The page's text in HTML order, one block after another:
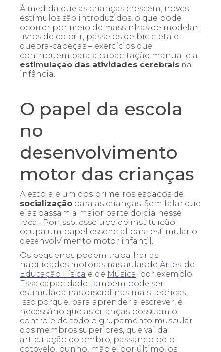
À medida que as crianças crescem, novos
estímulos são introduzidos, o que pode
ocorrer por meio de massinhas de modelar,
livros de colorir, passeios de bicicleta e
quebra-cabeças – exercícios que
contribuem para a capacitação manual e a
estimulação das atividades cerebrais na
infância.
O papel da escola
no
desenvolvimento
motor das crianças
A escola é um dos primeiros espaços de
socialização para as crianças. Sem falar que
elas passam a maior parte do dia nesse
local. Por isso, esse tipo de instituição
ocupa um papel essencial para estimular o
desenvolvimento motor infantil.
Os pequenos podem trabalhar as
habilidades motoras nas aulas de Artes, de
Educação Física e de Música, por exemplo.
Essa capacidade também pode ser
estimulada nas disciplinas mais teóricas.
Isso porque, para aprender a escrever, é
necessário que as crianças possuam o
controle de todo o grupamento muscular
dos membros superiores, que vai da
articulação do ombro, passando pelo
cotovelo, punho, mão e, por último, os